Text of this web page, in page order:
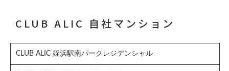
CLUB ALIC 自社マンション
CLUB ALIC 姪浜駅南パークレジデンシャル